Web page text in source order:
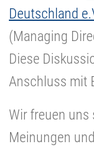
Deutschland
(Managing
Diese
Anschluss mit
Wir freuen uns
Meinungen